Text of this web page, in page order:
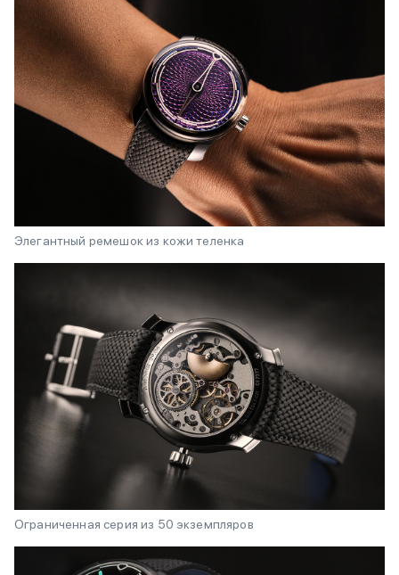
Элегантный ремешок из кожи теленка
Ограниченная серия из 50 экземпляров